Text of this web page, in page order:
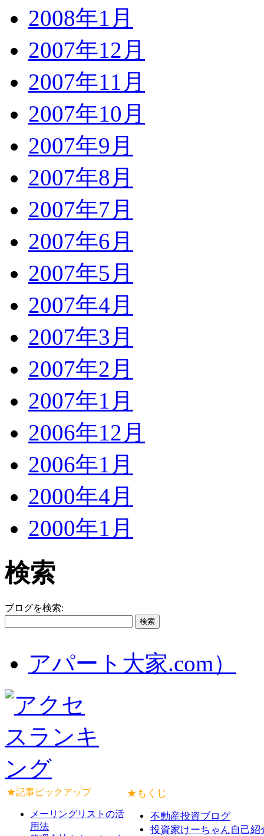
2008年1月
2007年12月
2007年11月
2007年10月
2007年9月
2007年8月
2007年7月
2007年6月
2007年5月
2007年4月
2007年3月
2007年2月
2007年1月
2006年12月
2006年1月
2000年4月
2000年1月
検索
ブログを検索:
アパート大家.com）
★記事ピックアップ
メーリングリストの活
用法
★もくじ
不動産投資ブログ
投資家けーちゃん自己紹